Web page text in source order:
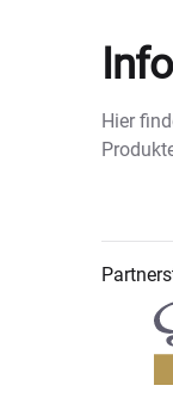
Hier